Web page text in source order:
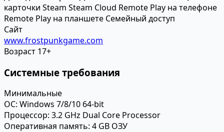
карточки Steam Steam Cloud Remote Play на телефоне
Remote Play на планшете Семейный доступ
Сайт
www.frostpunkgame.com
Возраст 17+
Системные требования
Минимальные
ОС: Windows 7/8/10 64-bit
Процессор: 3.2 GHz Dual Core Processor
Оперативная память: 4 GB ОЗУ